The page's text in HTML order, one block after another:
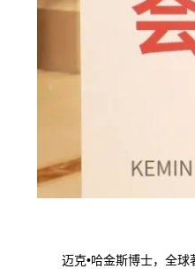
迈克•哈金斯博士，全球著